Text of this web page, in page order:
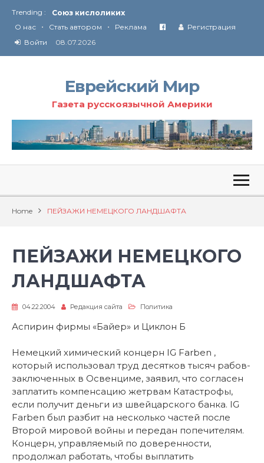
Trending :
Соглашение США с Ираном
Технология Революции в Иране
О нас • Стать автором • Реклама
Регистрация
Войти
08.07.2026
Еврейский Мир
Газета русскоязычной Америки
Home ПЕЙЗАЖИ НЕМЕЦКОГО ЛАНДШАФТА
ПЕЙЗАЖИ НЕМЕЦКОГО
ЛАНДШАФТА
04.22.2004 Редакция сайта Политика
Аспирин фирмы «Байер» и Циклон Б
Немецкий химический концерн IG Farben ,
который использовал труд десятков тысяч рабов-
заключенных в Освенциме, заявил, что согласен
заплатить компенсацию жетрвам Катастрофы,
если получит деньги из швейцарского банка. IG
Farben был разбит на несколько частей после
Второй мировой войны и передан попечителям.
Концерн, управляемый по доверенности,
продолжал работать, чтобы выплатить